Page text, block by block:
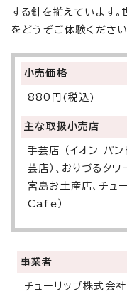
する針を揃えています
をどうぞご体験ください
小売価格
880円(税込)
主な取扱小売店
手芸店 （イオン パ
芸店）、おりづるタワ
宮島お土産店、チ
Cafe）
事業者
チューリップ株式会社